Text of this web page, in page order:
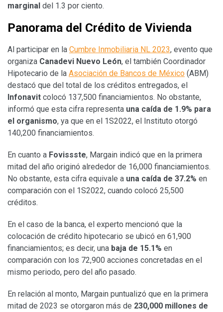
marginal del 1.3 por ciento.
Panorama del Crédito de Vivienda
Al participar en la Cumbre Inmobiliaria NL 2023, evento que
organiza Canadevi Nuevo León, el también Coordinador
Hipotecario de la Asociación de Bancos de México (ABM)
destacó que del total de los créditos entregados, el
Infonavit colocó 137,500 financiamientos. No obstante,
informó que esta cifra representa una caída de 1.9% para
el organismo, ya que en el 1S2022, el Instituto otorgó
140,200 financiamientos.
En cuanto a Fovissste, Margain indicó que en la primera
mitad del año originó alrededor de 16,000 financiamientos.
No obstante, esta cifra equivale a una caída de 37.2% en
comparación con el 1S2022, cuando colocó 25,500
créditos.
En el caso de la banca, el experto mencionó que la
colocación de crédito hipotecario se ubicó en 61,900
financiamientos; es decir, una baja de 15.1% en
comparación con los 72,900 acciones concretadas en el
mismo periodo, pero del año pasado.
En relación al monto, Margain puntualizó que en la primera
mitad de 2023 se otorgaron más de 230,000 millones de